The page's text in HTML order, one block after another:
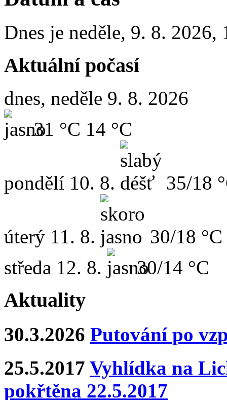
Dnes je neděle, 9. 8. 2026,
Aktuální počasí
dnes, neděle 9. 8. 2026
31 °C 14 °C
pondělí 10. 8. 35/18
úterý 11. 8.
30/18 °C
středa 12. 8. 30/14 °C
Aktuality
30.3.2026 Putování po
25.5.2017 Vyhlídka na
pokřtěna 22.5.2017